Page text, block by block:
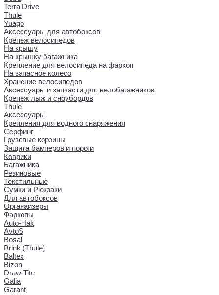
Terra Drive
Thule
Yuago
Аксессуары для автобоксов
Крепеж велосипедов
На крышу
На крышку багажника
Крепление для велосипеда на фаркоп
На запасное колесо
Хранение велосипедов
Аксессуары и запчасти для велобагажников
Крепеж лыж и сноубордов
Thule
Аксессуары
Крепления для водного снаряжения
Серфинг
Грузовые корзины
Защита бамперов и пороги
Коврики
Багажника
Резиновые
Текстильные
Сумки и Рюкзаки
Для автобоксов
Органайзеры
Фаркопы
Auto-Hak
AvtoS
Bosal
Brink (Thule)
Baltex
Bizon
Draw-Tite
Galia
Garant